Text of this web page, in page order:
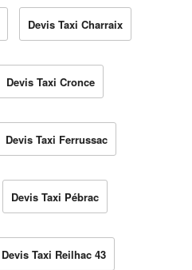
Devis Taxi Charraix
Devis Taxi Cronce
Devis Taxi Ferrussac
Devis Taxi Pébrac
Devis Taxi Reilhac 43